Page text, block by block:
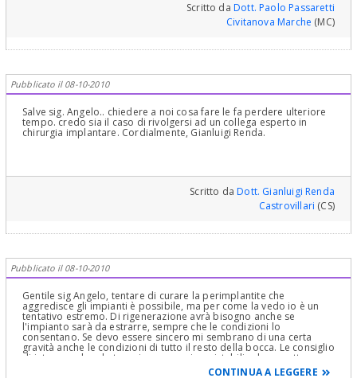
Scritto daDott. Paolo Passaretti
Civitanova Marche (MC)
Pubblicato il 08-10-2010
Salve sig. Angelo.. chiedere a noi cosa fare le fa perdere ulteriore
tempo. credo sia il caso di rivolgersi ad un collega esperto in
chirurgia implantare. Cordialmente, Gianluigi Renda.
Scritto daDott. Gianluigi Renda
Castrovillari (CS)
Pubblicato il 08-10-2010
Gentile sig Angelo, tentare di curare la perimplantite che
aggredisce gli impianti è possibile, ma per come la vedo io è un
tentativo estremo. Di rigenerazione avrà bisogno anche se
l'impianto sarà da estrarre, sempre che le condizioni lo
consentano. Se devo essere sincero mi sembrano di una certa
gravità anche le condizioni di tutto il resto della bocca. Le consiglio
di intraprendere le terapie necessarie a ristabilire le corrette
condizioni di denti e gengive, o la vedo buon candidato a qualche
CONTINUA A LEGGERE